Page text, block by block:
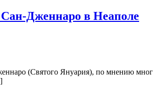
Дженнаро в Неаполе
(Святого Януария), по мнению